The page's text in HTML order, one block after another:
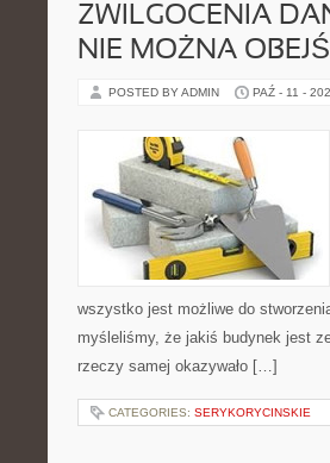
ZWILGOCENIA
NIE MOŻNA
POSTED BY ADMIN PAŹ - 11 -
wszystko jest możliwe do
myśleliśmy, że jakiś budynek jest
rzeczy samej okazywało […]
CATEGORIES: SERYKORYCINSKIE